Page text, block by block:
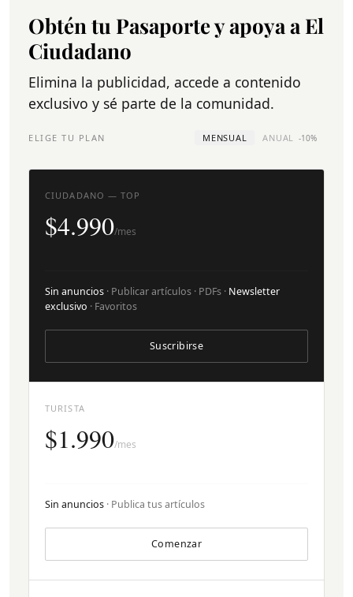
Obtén tu Pasaporte y apoya a El
Ciudadano
Elimina la publicidad, accede a contenido
exclusivo y sé parte de la comunidad.
ELIGE TU PLAN MENSUAL ANUAL -10%
TURISTA
$1.990/mes
Sin anuncios · Publica tus artículos
Comenzar
CIUDADANO — TOP
$4.990/mes
Sin anuncios · Publicar artículos · PDFs · Newsletter
exclusivo · Favoritos
Suscribirse